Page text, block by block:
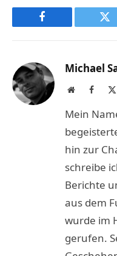
Facebook
Michael
Website
Mein
hin zur
schreibe
Berichte
aus dem
wurde im
gerufen.